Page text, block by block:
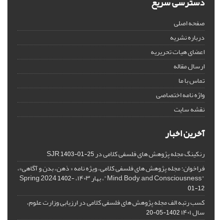
صفحه اصلی
درباره نشریه
اعضای هیات تحریریه
ارسال مقاله
تماس با ما
واژه نامه اختصاصی
نقشه سایت
آخرین اخبار
رنکینگ مجله پژوهش های فلسفی کلامی در SJR1403-01-25
فراخوان: مجله پژوهش های فلسفی کلامی، ویژه نامه « ذهن، بدن و آگاهی»،
"Mind, Body, and Consciousness"، بهار ۱۴۰۳، Spring 2024
1402-
01-12
کسب رتبه الف مجله پژوهش های فلسفی کلامی در ارزیابی وزارت علوم،
سال ۱۴۰۱ 1402-05-20